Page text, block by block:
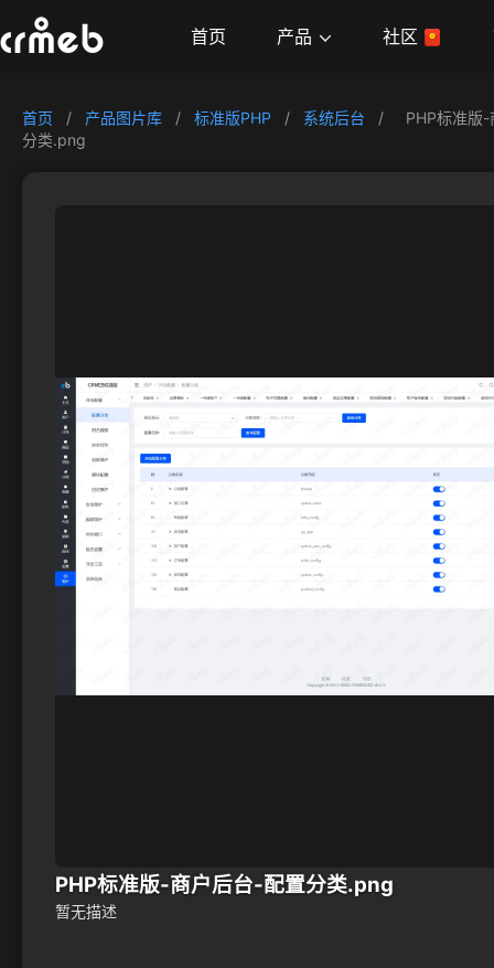
首页 产品 社区
首页 / 产品图片库 / 标准版PHP / 系统后台 /
PHP标准版
分类.png
PHP标准版-商户后台-配置分类.png
暂无描述